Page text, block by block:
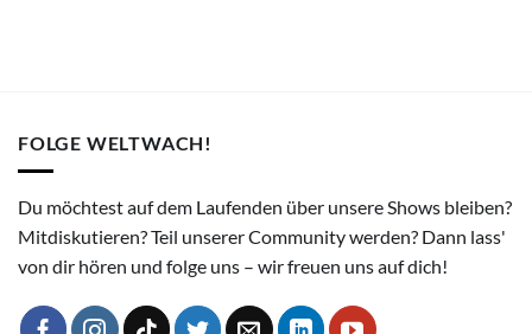
FOLGE WELTWACH!
Du möchtest auf dem Laufenden über unsere Shows bleiben?
Mitdiskutieren? Teil unserer Community werden? Dann lass'
von dir hören und folge uns – wir freuen uns auf dich!